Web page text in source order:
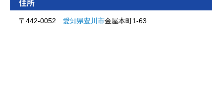
住所
〒442-0052 愛知県豊川市金屋本町1-63